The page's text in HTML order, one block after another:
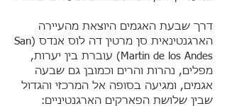
דרך שבעת האגמים היוצאת מהעיירה
הארגנטינאית סן מרטין דה לוס אנדס (San
Martin de los Andes) עוברת בין יערות,
מפלים, נהרות והרים וכמובן גם שבעה
אגמים, ומגיעה בסופה אל המרכזי והגדול
שבין שלושת הפארקים הארגנטיניים: